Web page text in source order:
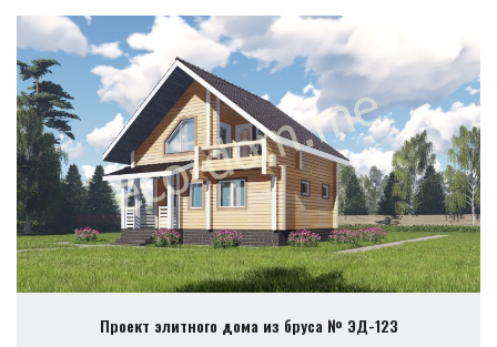
Проект элитного дома из бруса № ЭД-123